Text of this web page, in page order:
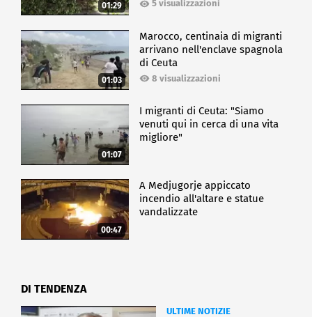
01:29 5 visualizzazioni
01:03
Marocco, centinaia di migranti
arrivano nell'enclave spagnola
di Ceuta
8 visualizzazioni
01:07
I migranti di Ceuta: "Siamo
venuti qui in cerca di una vita
migliore"
00:47
A Medjugorje appiccato
incendio all'altare e statue
vandalizzate
DI TENDENZA
ULTIME NOTIZIE